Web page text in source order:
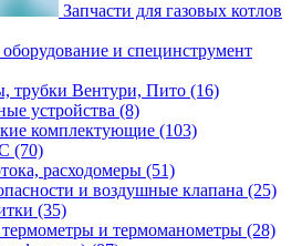
Запчасти для газовых котлов
и специнструмент
трубки Вентури, Пито (16)
устройства (8)
комплектующие (103)
(70)
расходомеры (51)
и воздушные клапана (25)
(35)
и термоманометры (28)